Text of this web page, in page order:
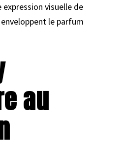
visuelle de
le parfum
au